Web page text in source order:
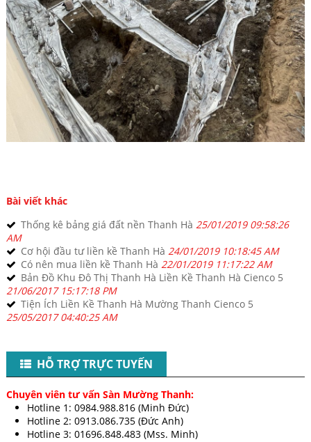
Bài viết khác
Thống kê bảng giá đất nền Thanh Hà 25/01/2019 09:58:26
AM
Cơ hội đầu tư liền kề Thanh Hà 24/01/2019 10:18:45 AM
Có nên mua liền kề Thanh Hà 22/01/2019 11:17:22 AM
Bản Đồ Khu Đô Thị Thanh Hà Liền Kề Thanh Hà Cienco 5
21/06/2017 15:17:18 PM
Tiện Ích Liền Kề Thanh Hà Mường Thanh Cienco 5
25/05/2017 04:40:25 AM
HỖ TRỢ TRỰC TUYẾN
Chuyên viên tư vấn Sàn Mường Thanh:
Hotline 1: 0984.988.816 (Minh Đức)
Hotline 2: 0913.086.735 (Đức Anh)
Hotline 3: 01696.848.483 (Mss. Minh)​